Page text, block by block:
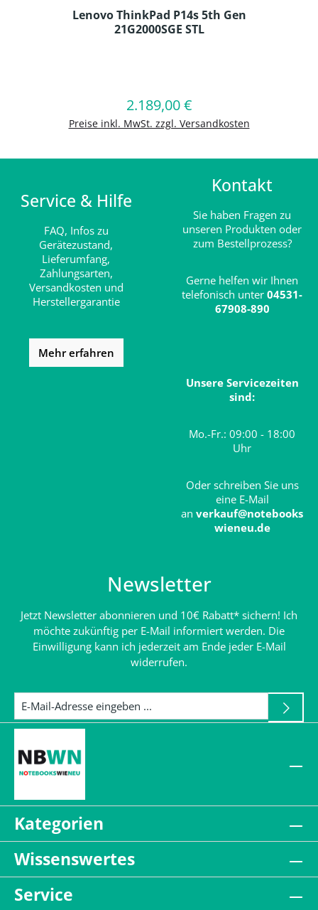
Lenovo ThinkPad P14s 5th Gen
21G2000SGE STL
Regulärer Preis:
2.189,00 €
Preise inkl. MwSt. zzgl. Versandkosten
In den Warenkorb
Service & Hilfe
FAQ, Infos zu
Gerätezustand,
Lieferumfang,
Zahlungsarten,
Versandkosten und
Herstellergarantie
Mehr erfahren
Kontakt
Sie haben Fragen zu
unseren Produkten oder
zum Bestellprozess?
Gerne helfen wir Ihnen
telefonisch unter 04531-
67908-890
Unsere Servicezeiten
sind:
Mo.-Fr.: 09:00 - 18:00
Uhr
Oder schreiben Sie uns
eine E-Mail
an verkauf@notebooks
wieneu.de
Newsletter
Jetzt Newsletter abonnieren und 10€ Rabatt* sichern! Ich
möchte zukünftig per E-Mail informiert werden. Die
Einwilligung kann ich jederzeit am Ende jeder E-Mail
widerrufen.
Kategorien
Wissenswertes
Service